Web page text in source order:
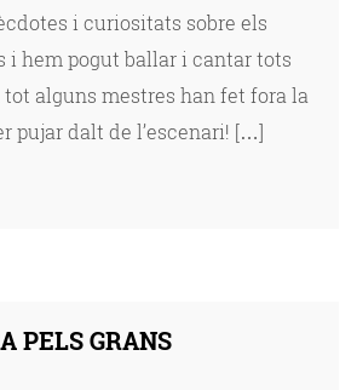
i curiositats sobre els
i hem pogut ballar i cantar tots
alguns mestres han fet fora la
pujar dalt de l’escenari! […]
PELS GRANS